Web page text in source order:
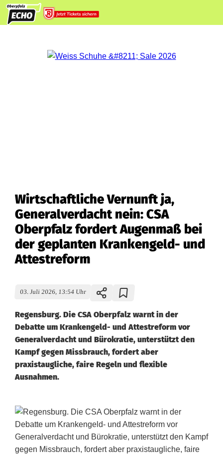
Wirtschaftliche Vernunft ja,
Generalverdacht nein: CSA
Oberpfalz fordert Augenmaß bei
der geplanten Krankengeld- und
Attestreform
03. Juli 2026, 13:54 Uhr
Regensburg. Die CSA Oberpfalz warnt in der
Debatte um Krankengeld- und Attestreform vor
Generalverdacht und Bürokratie, unterstützt den
Kampf gegen Missbrauch, fordert aber
praxistaugliche, faire Regeln und flexible
Ausnahmen.